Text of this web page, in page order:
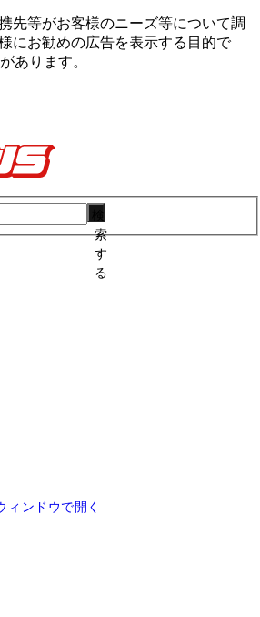
先等がお客様のニーズ等について調
にお勧めの広告を表⽰する⽬的で
あります。
索
す
る
ィンドウで開く